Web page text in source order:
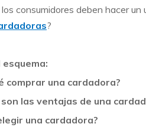
consumidores deben hacer
?
comprar una cardadora?
son las ventajas de una
una cardadora?